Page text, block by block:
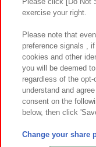
お取引先さま
カスタマーハラスメン
exercise your right.
Please note that
preference signals ,
cookies and other
you will be deemed
regardless of the
understand and
consent on the
below, then click
Change your share